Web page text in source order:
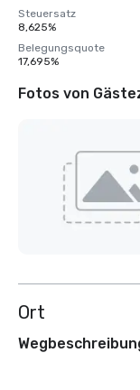
Steuersatz
8,625%
Belegungsquote
17,695%
Fotos von
Ort